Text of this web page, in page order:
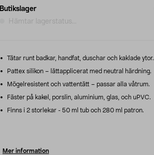
Butikslager
Hämtar lagerstatus...
Tätar runt badkar, handfat, duschar och kaklade ytor.
Pattex silikon – lättapplicerat med neutral härdning.
Mögelresistent och vattentätt – passar alla våtrum.
Fäster på kakel, porslin, aluminium, glas, och uPVC.
Finns i 2 storlekar - 50 ml tub och 280 ml patron.
Mer information